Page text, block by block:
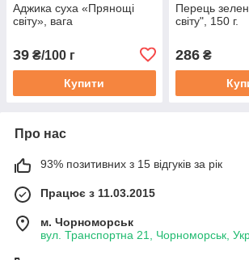
Аджика суха «Прянощі
світу», вага
39 ₴/100 г
Купити
Перець
світу", 150 г.
286₴
Про нас
93% позитивних з 15 відгуків за рік
Працює з 11.03.2015
м. Чорноморськ
вул. Транспортна 21, Чорноморськ,